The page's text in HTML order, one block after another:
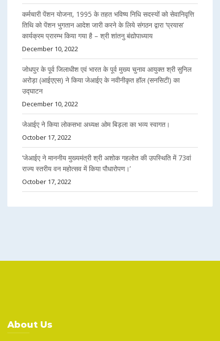
कर्मचारी पेंशन योजना, 1995 के तहत भविष्य निधि सदस्यों को सेवानिवृत्ति
तिथि को पेंशन भुगतान आदेश जारी करने के लिये संगठन द्वारा ‘प्रयास’
कार्यक्रम प्रारम्भ किया गया है – श्री शांतनु बंद्योपाध्याय
December 10, 2022
जोधपुर के पूर्व जिलाधीश एवं भारत के पूर्व मुख्य चुनाव आयुक्त श्री सुनिल
अरोड़ा (आईएएस) ने किया जेआईए के नवीनीकृत हॉल (सनसिटी) का
उद्घाटन
December 10, 2022
जेआईए ने किया लोकसभा अध्यक्ष ओम बिड़ला का भव्य स्वागत।
October 17, 2022
‘जेआईए ने माननीय मुख्यमंत्री श्री अशोक गहलोत की उपस्थिति में 73वां
राज्य स्तरीय वन महोत्सव में किया पौधारोपण।’
October 17, 2022
About Us